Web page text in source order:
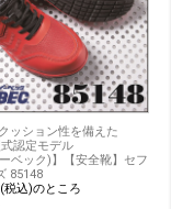
ッション性を備えた
認定モデル
ーベック)】【安全靴】セフ
85148
税込)のところ